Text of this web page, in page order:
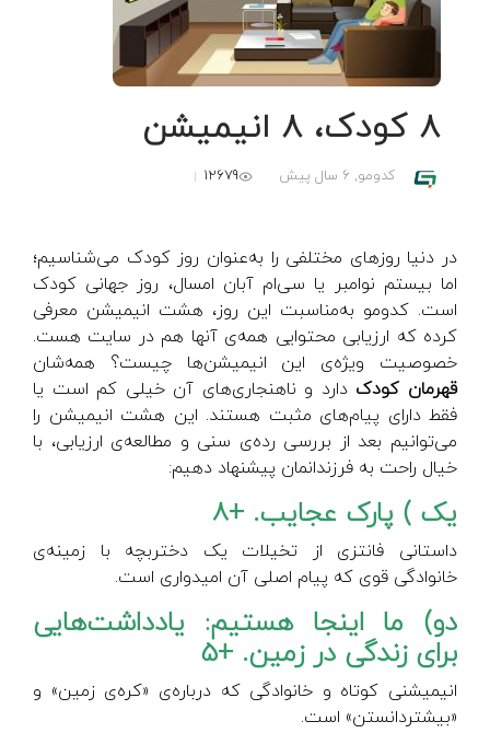
۸ کودک، ۸ انیمیشن
کدومو, 6 سال پیش 12679
در دنیا روزهای مختلفی را به‌عنوان روز کودک می‌شناسیم؛
اما بیستم نوامبر یا سی‌ام آبان امسال، روز جهانی کودک
است. کدومو به‌مناسبت این روز، هشت انیمیشن معرفی
کرده که ارزیابی محتوایی همه‌ی آنها هم در سایت هست.
خصوصیت ویژه‌ی این انیمیشن‌ها چیست؟ همه‌شان
قهرمان کودک دارد و ناهنجاری‌های آن خیلی کم است یا
فقط دارای پیام‌های مثبت هستند. این هشت انیمیشن را
می‌توانیم بعد از بررسی رده‌ی سنی و مطالعه‌ی ارزیابی، با
خیال راحت به فرزندانمان پیشنهاد دهیم:
یک ) پارک عجایب. +8
داستانی فانتزی از تخیلات یک دختربچه با زمینه‌ی
خانوادگی قوی که پیام اصلی آن امیدواری است.
دو) ما اینجا هستیم: یادداشت‌هایی
برای زندگی در زمین. +5
انیمیشنی کوتاه و خانوادگی که درباره‌ی «کره‌ی زمین» و
«بیشتردانستن» است.